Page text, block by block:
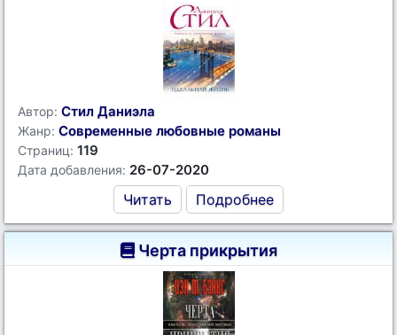
Автор: Стил Даниэла
Жанр: Современные любовные романы
Страниц: 119
Дата добавления: 26-07-2020
Читать Подробнее
Черта прикрытия